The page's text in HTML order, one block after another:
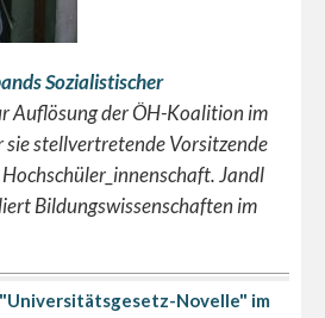
Sozialistischer
Auflösung der ÖH-Koalition im
stellvertretende Vorsitzende
Jandl
Bildungswissenschaften im
"Universitätsgesetz-Novelle" im